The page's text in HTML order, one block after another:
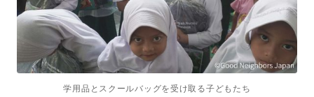
学用品とスクールバッグを受け取る子どもたち